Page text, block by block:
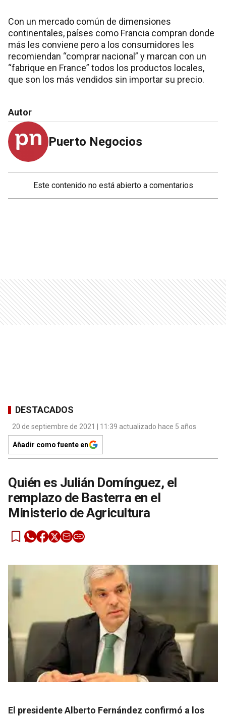
Con un mercado común de dimensiones
continentales, países como Francia compran donde
más les conviene pero a los consumidores les
recomiendan “comprar nacional” y marcan con un
“fabrique en France” todos los productos locales,
que son los más vendidos sin importar su precio.
Autor
Puerto Negocios
Este contenido no está abierto a comentarios
DESTACADOS
20 de septiembre de 2021 | 11:39 actualizado hace 5 años
Añadir como fuente en
Quién es Julián Domínguez, el
remplazo de Basterra en el
Ministerio de Agricultura
El presidente Alberto Fernández confirmó a los